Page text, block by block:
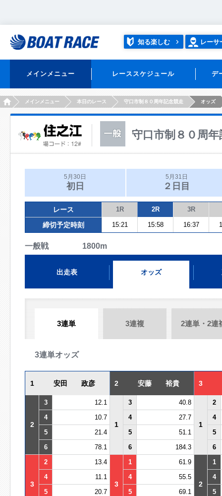
知る楽しむ レーサ
メインメニュー レーススケジュール デ
HOMEメインメニュー 本日のレース 守口市制８０周年記念競走 オッズ
守口市制８０周
5月30日
初日
5月31日
２日目
レース 1R 2R 3R
締切予定時刻 15:21 15:58 16:37
一般戦 1800m
出走表 オッズ
3連単 3連複 2連単・2連
3連単オッズ
1 安田 政彦 2 安藤 裕貴 3
2
3 12.1
1
3 40.8
1
2
4
10.7 4 27.7
4
5
21.4 5 51.1
5
6
78.1 6 184.3 6
3
2 13.4
3
1 61.9
2
1
4
11.1 4 55.5
4
5
20.7 5 69.1
5